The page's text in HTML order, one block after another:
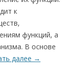
к
функций, а
В основе
далее →